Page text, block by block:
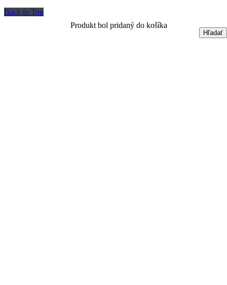
Back to Top
Produkt bol pridaný do košíka